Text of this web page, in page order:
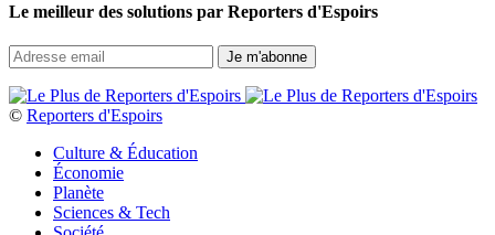
Le meilleur des solutions par Reporters d'Espoirs
© Reporters d'Espoirs
Culture & Éducation
Économie
Planète
Sciences & Tech